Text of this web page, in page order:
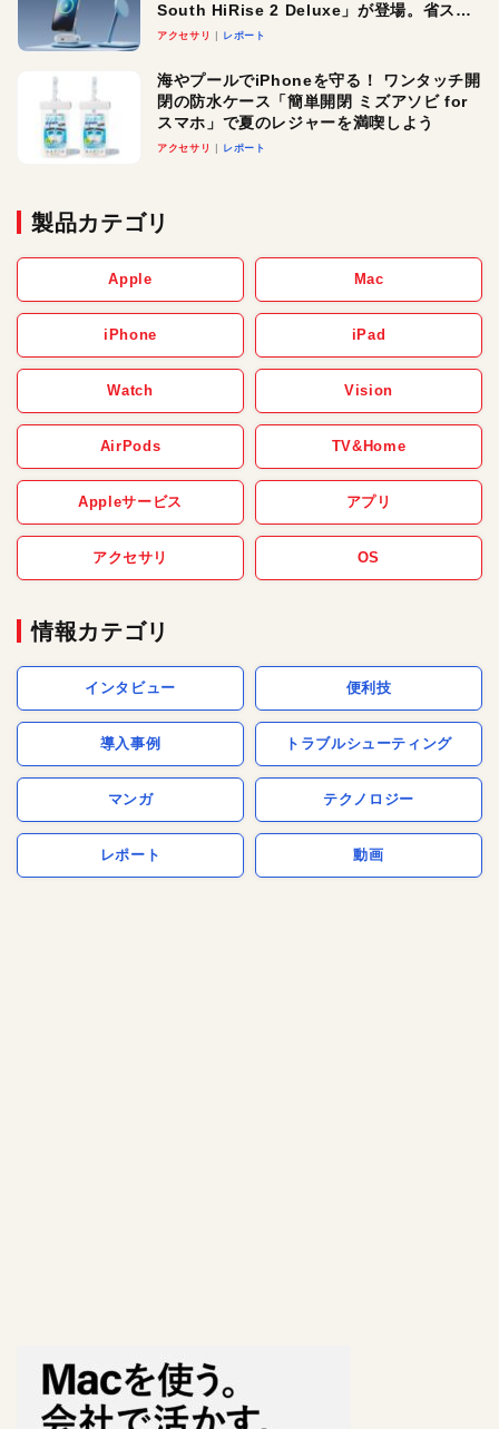
South HiRise 2 Deluxe」が登場。省スペ
ースでおしゃれに充電したい人にオスス
アクセサリ レポート
海やプールでiPhoneを守る！ ワンタッチ開
閉の防水ケース「簡単開閉 ミズアソビ for
スマホ」で夏のレジャーを満喫しよう
アクセサリ レポート
製品カテゴリ
Apple Mac
iPhone iPad
Watch Vision
AirPods TV&Home
Appleサービス アプリ
アクセサリ OS
情報カテゴリ
インタビュー 便利技
導入事例 トラブルシューティング
マンガ テクノロジー
レポート 動画